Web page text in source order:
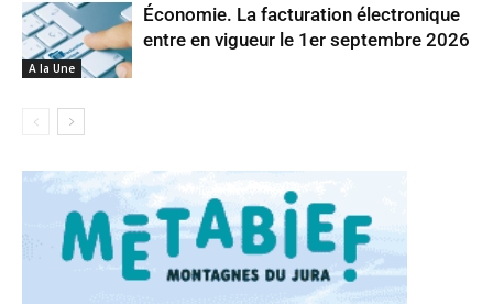
A la Une
Économie. La facturation électronique
entre en vigueur le 1er septembre 2026